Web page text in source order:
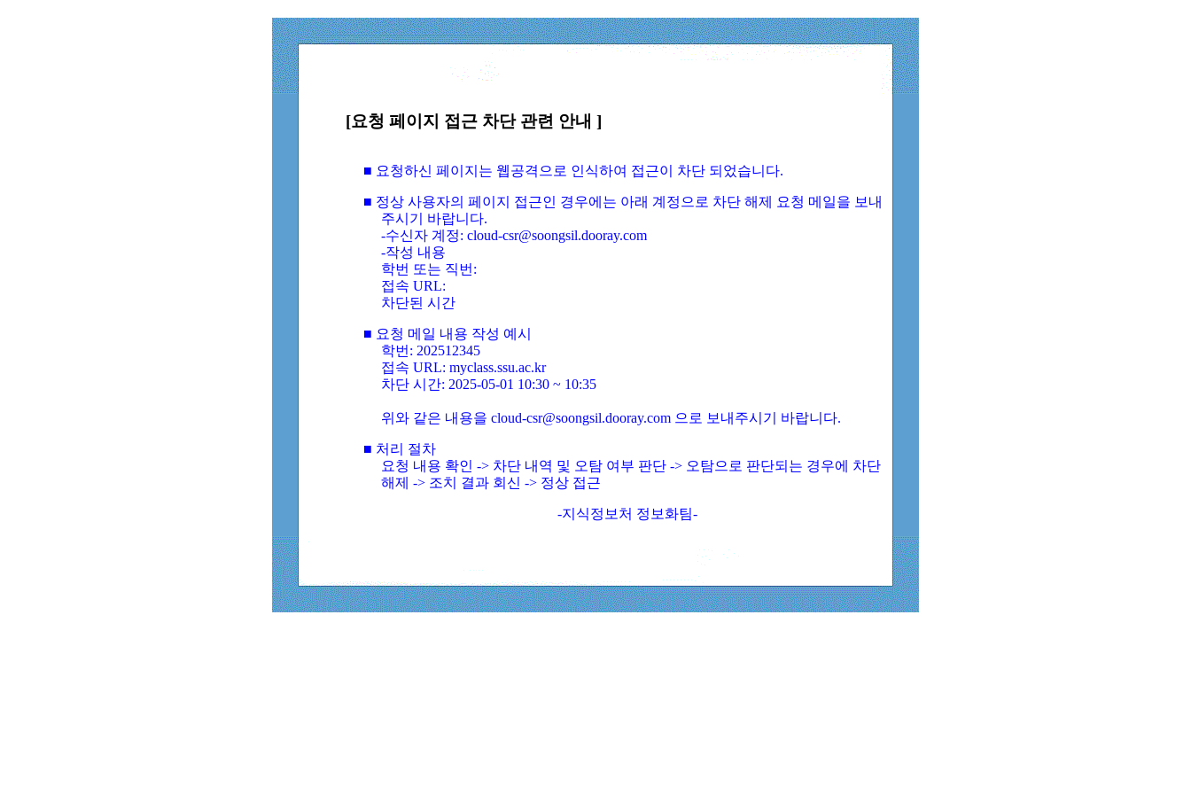
[요청 페이지 접근 차단 관련 안내 ]
■ 요청하신 페이지는 웹공격으로 인식하여 접근이 차단 되었습니다.
■ 정상 사용자의 페이지 접근인 경우에는 아래 계정으로 차단 해제 요청 메일을 보내
주시기 바랍니다.
-수신자 계정: cloud-csr@soongsil.dooray.com
-작성 내용
학번 또는 직번:
접속 URL:
차단된 시간
■ 요청 메일 내용 작성 예시
학번: 202512345
접속 URL: myclass.ssu.ac.kr
차단 시간: 2025-05-01 10:30 ~ 10:35
위와 같은 내용을 cloud-csr@soongsil.dooray.com 으로 보내주시기 바랍니다.
■ 처리 절차
요청 내용 확인 -> 차단 내역 및 오탐 여부 판단 -> 오탐으로 판단되는 경우에 차단
해제 -> 조치 결과 회신 -> 정상 접근
-지식정보처 정보화팀-